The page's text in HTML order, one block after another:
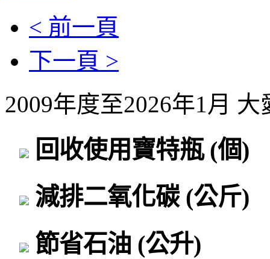
< 前一頁
下一頁 >
2009年度至2026年1月
回收使用寶特瓶 (個)
減排二氧化碳 (公斤)
節省石油 (公升)